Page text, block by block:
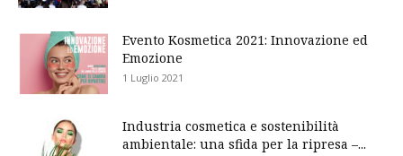
Evento Kosmetica 2021: Innovazione ed
Emozione
1 Luglio 2021
Industria cosmetica e sostenibilità
ambientale: una sfida per la ripresa –...